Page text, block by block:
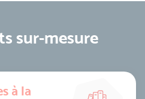
sur-mesure
à la